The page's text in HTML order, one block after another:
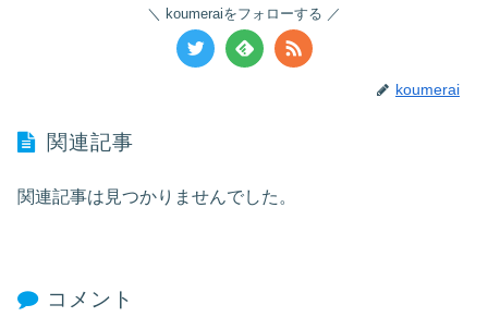
koumeraiをフォローする
koumerai
関連記事
関連記事は見つかりませんでした。
コメント